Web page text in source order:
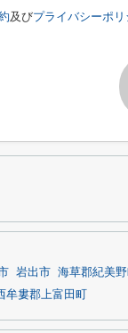
及びプライバシーポリ
岩出市 海草郡紀美野
牟婁郡上富田町